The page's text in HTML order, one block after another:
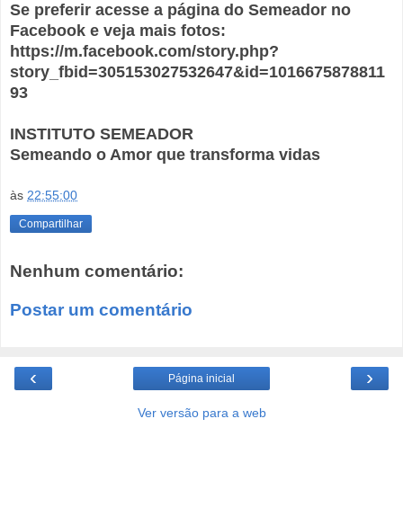
Se preferir acesse a página do Semeador no
Facebook e veja mais fotos:
https://m.facebook.com/story.php?
story_fbid=305153027532647&id=1016675878811
93
INSTITUTO SEMEADOR
Semeando o Amor que transforma vidas
às 22:55:00
Compartilhar
Nenhum comentário:
Postar um comentário
‹ ›
Página inicial
Ver versão para a web